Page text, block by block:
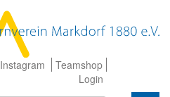
Instagram
Teamshop
Login